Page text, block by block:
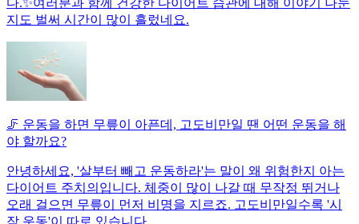
다.✨여러분과 함께 건강한 다이어트 습관에 대해 이야기 나눈
지도 벌써 시간이 많이 흘렀네요.
🦵 운동을 하면 무릎이 아픈데, 고도비만일 땐 어떤 운동을 해
야 할까요?
안녕하세요, '살부터 빼고 운동하라'는 말이 왜 위험한지 아는
다이어트 주치의입니다. 체중이 많이 나갈 때 무작정 뛰거나
오래 걸으면 무릎이 먼저 비명을 지르죠. 고도비만일수록 '시
작 운동'이 따로 있습니다.